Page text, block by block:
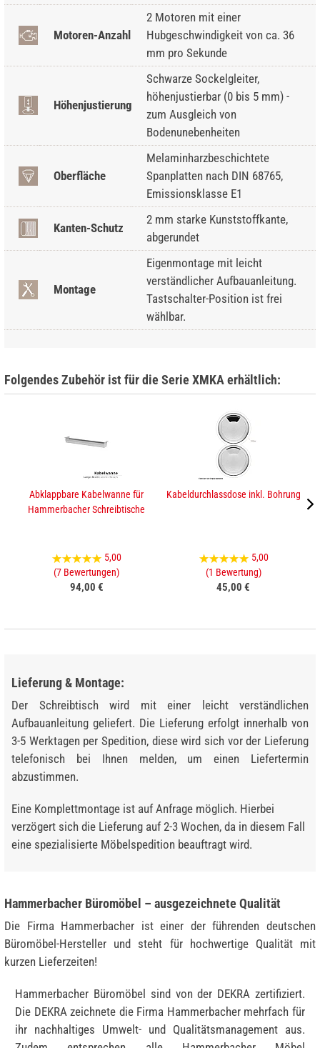
Motoren-Anzahl
2 Motoren mit einer
Hubgeschwindigkeit von ca. 36
mm pro Sekunde
Höhenjustierung
Schwarze Sockelgleiter,
höhenjustierbar (0 bis 5 mm) -
zum Ausgleich von
Bodenunebenheiten
Oberfläche
Melaminharzbeschichtete
Spanplatten nach DIN 68765,
Emissionsklasse E1
Kanten-Schutz
2 mm starke Kunststoffkante,
abgerundet
Montage
Eigenmontage mit leicht
verständlicher Aufbauanleitung.
Tastschalter-Position ist frei
wählbar.
Folgendes Zubehör ist für die Serie XMKA erhältlich:
Abklappbare Kabelwanne für
Hammerbacher Schreibtische
5,00
(7 Bewertungen)
94,00 €
Kabeldurchlassdose inkl. Bohrung
5,00
(1 Bewertung)
45,00 €
Lieferung & Montage:
Der Schreibtisch wird mit einer leicht verständlichen
Aufbauanleitung geliefert. Die Lieferung erfolgt innerhalb von
3-5 Werktagen per Spedition, diese wird sich vor der Lieferung
telefonisch bei Ihnen melden, um einen Liefertermin
abzustimmen.
Eine Komplettmontage ist auf Anfrage möglich. Hierbei
verzögert sich die Lieferung auf 2-3 Wochen, da in diesem Fall
eine spezialisierte Möbelspedition beauftragt wird.
Hammerbacher Büromöbel – ausgezeichnete Qualität
Die Firma Hammerbacher ist einer der führenden deutschen
Büromöbel-Hersteller und steht für hochwertige Qualität mit
kurzen Lieferzeiten!
Hammerbacher Büromöbel sind von der DEKRA zertifiziert.
Die DEKRA zeichnete die Firma Hammerbacher mehrfach für
ihr nachhaltiges Umwelt- und Qualitätsmanagement aus.